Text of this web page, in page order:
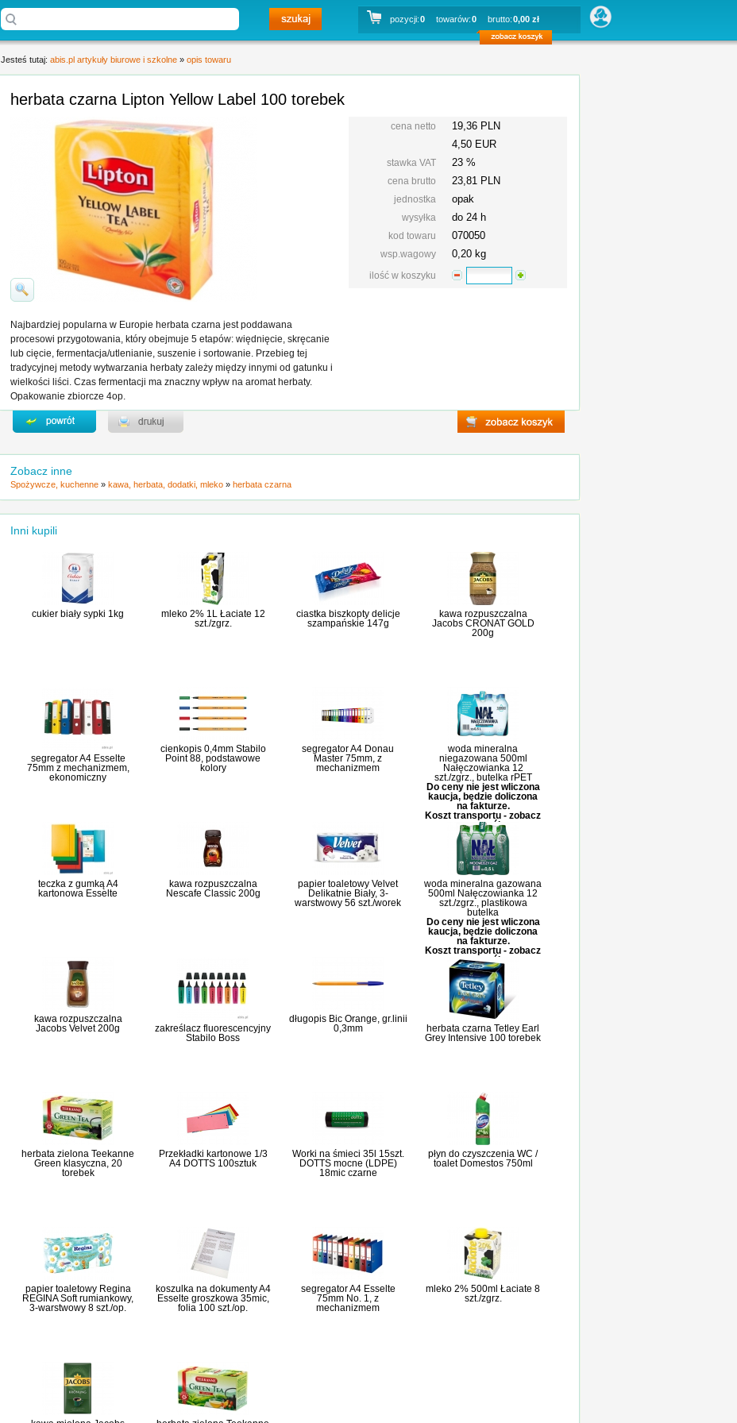
pozycji:0 towarów:0 brutto:0,00 zł
Jesteś tutaj: abis.pl artykuły biurowe i szkolne » opis towaru
herbata czarna Lipton Yellow Label 100 torebek
cena netto
19,36 PLN
4,50 EUR
stawka VAT 23 %
cena brutto 23,81 PLN
jednostka opak
wysyłka do 24 h
kod towaru 070050
wsp.wagowy 0,20 kg
ilość w koszyku
Najbardziej popularna w Europie herbata czarna jest poddawana
procesowi przygotowania, który obejmuje 5 etapów: więdnięcie, skręcanie
lub cięcie, fermentacja/utlenianie, suszenie i sortowanie. Przebieg tej
tradycyjnej metody wytwarzania herbaty zależy między innymi od gatunku i
wielkości liści. Czas fermentacji ma znaczny wpływ na aromat herbaty.
Opakowanie zbiorcze 4op.
Zobacz inne
Spożywcze, kuchenne » kawa, herbata, dodatki, mleko » herbata czarna
Inni kupili
cukier biały sypki 1kg
mleko 2% 1L Łaciate 12
szt./zgrz.
ciastka biszkopty delicje
szampańskie 147g
kawa rozpuszczalna
Jacobs CRONAT GOLD
200g
segregator A4 Esselte
75mm z mechanizmem,
ekonomiczny
cienkopis 0,4mm Stabilo
Point 88, podstawowe
kolory
segregator A4 Donau
Master 75mm, z
mechanizmem
woda mineralna
niegazowana 500ml
Nałęczowianka 12
szt./zgrz., butelka rPET
Do ceny nie jest wliczona
kaucja, będzie doliczona
na fakturze.
Koszt transportu - zobacz
szczegóły
teczka z gumką A4
kartonowa Esselte
kawa rozpuszczalna
Nescafe Classic 200g
papier toaletowy Velvet
Delikatnie Biały, 3-
warstwowy 56 szt./worek
woda mineralna gazowana
500ml Nałęczowianka 12
szt./zgrz., plastikowa
butelka
Do ceny nie jest wliczona
kaucja, będzie doliczona
na fakturze.
Koszt transportu - zobacz
szczegóły
kawa rozpuszczalna
Jacobs Velvet 200g
zakreślacz fluorescencyjny
Stabilo Boss
długopis Bic Orange, gr.linii
0,3mm
herbata czarna Tetley Earl
Grey Intensive 100 torebek
herbata zielona Teekanne
Green klasyczna, 20
torebek
Przekładki kartonowe 1/3
A4 DOTTS 100sztuk
Worki na śmieci 35l 15szt.
DOTTS mocne (LDPE)
18mic czarne
płyn do czyszczenia WC /
toalet Domestos 750ml
papier toaletowy Regina
REGINA Soft rumiankowy,
3-warstwowy 8 szt./op.
koszulka na dokumenty A4
Esselte groszkowa 35mic,
folia 100 szt./op.
segregator A4 Esselte
75mm No. 1, z
mechanizmem
mleko 2% 500ml Łaciate 8
szt./zgrz.